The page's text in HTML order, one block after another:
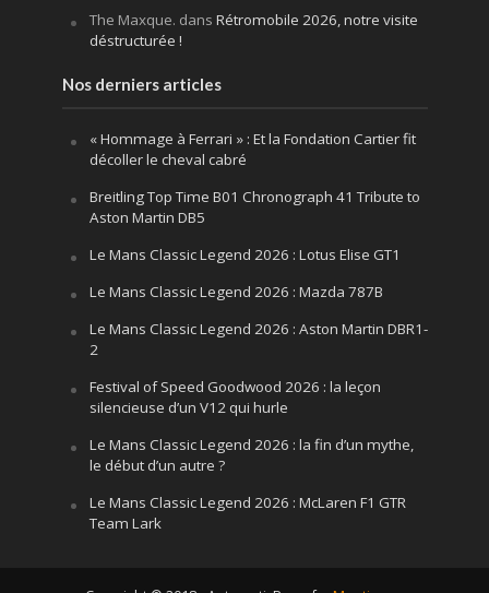
The Maxque. dans Rétromobile 2026, notre visite
déstructurée !
Nos derniers articles
« Hommage à Ferrari » : Et la Fondation Cartier fit
décoller le cheval cabré
Breitling Top Time B01 Chronograph 41 Tribute to
Aston Martin DB5
Le Mans Classic Legend 2026 : Lotus Elise GT1
Le Mans Classic Legend 2026 : Mazda 787B
Le Mans Classic Legend 2026 : Aston Martin DBR1-
2
Festival of Speed Goodwood 2026 : la leçon
silencieuse d’un V12 qui hurle
Le Mans Classic Legend 2026 : la fin d’un mythe,
le début d’un autre ?
Le Mans Classic Legend 2026 : McLaren F1 GTR
Team Lark